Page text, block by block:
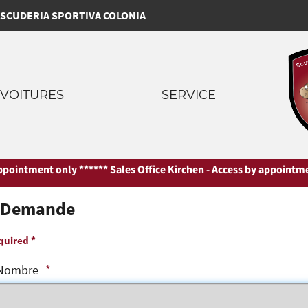
SCUDERIA SPORTIVA COLONIA
VOITURES SERVICE
only ****** Sales Office Kirchen - Access by appointment
Demande
*